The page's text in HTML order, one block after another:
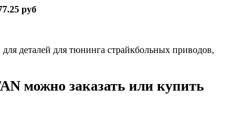
руб
деталей для тюнинга страйкбольных приводов,
можно заказать или купить